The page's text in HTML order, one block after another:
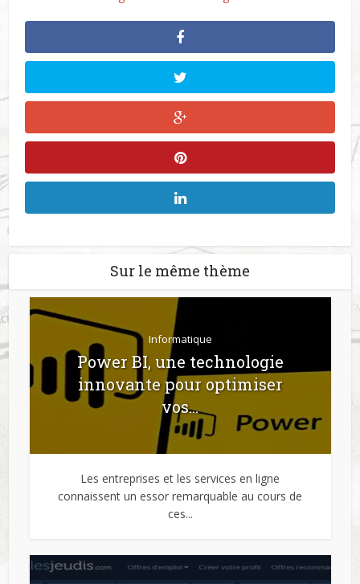
Sur le même thème
Informatique
Power BI, une technologie
innovante pour optimiser
vos...
Les entreprises et les services en ligne
connaissent un essor remarquable au cours de
ces...